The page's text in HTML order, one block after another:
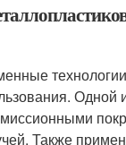
Одной
Также